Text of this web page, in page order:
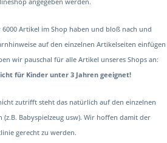
angegeben werden.
6000 Artikel im Shop haben und bloß nach und
auf den einzelnen Artikelseiten einfügen
wir pauschal für alle Artikel unseres Shops an:
für Kinder unter 3 Jahren geeignet!
zutrifft steht das natürlich auf den einzelnen
(z.B. Babyspielzeug usw). Wir hoffen damit der
gerecht zu werden.